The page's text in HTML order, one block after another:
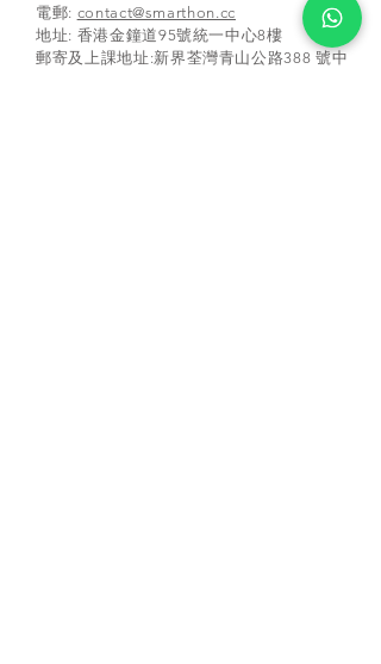
​電郵: contact@smarthon.cc
地址: 香港金鐘道95號統一中心8樓
郵寄及上課地址:新界荃灣青山公路388 號中